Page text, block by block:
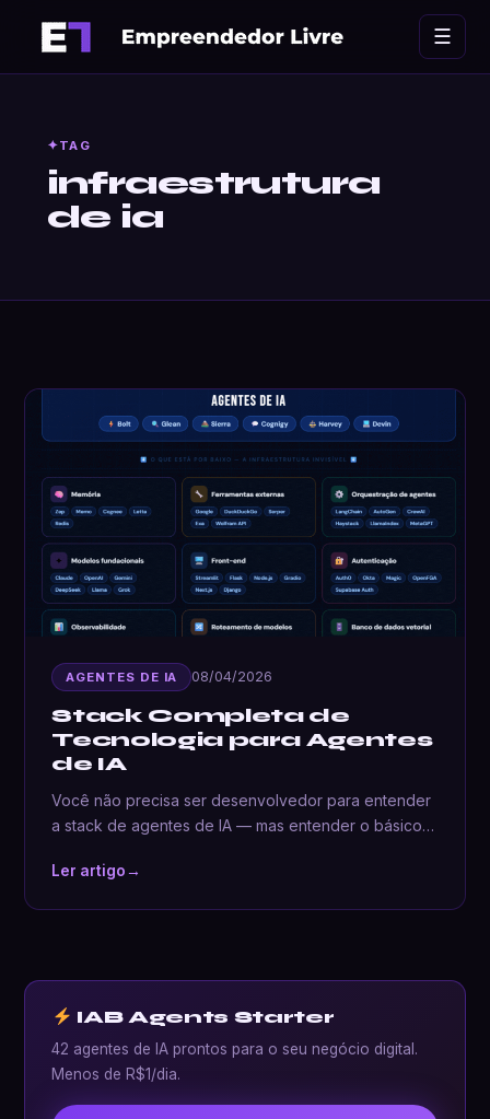
☰
TAG
infraestrutura
de ia
AGENTES DE IA 08/04/2026
Stack Completa de
Tecnologia para Agentes
de IA
Você não precisa ser desenvolvedor para entender
a stack de agentes de IA — mas entender o básico…
Ler artigo→
IAB Agents Starter
42 agentes de IA prontos para o seu negócio digital.
Menos de R$1/dia.